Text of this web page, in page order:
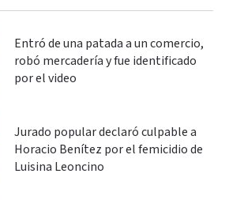
Entró de una patada a un comercio,
robó mercadería y fue identificado
por el video
Jurado popular declaró culpable a
Horacio Benítez por el femicidio de
Luisina Leoncino